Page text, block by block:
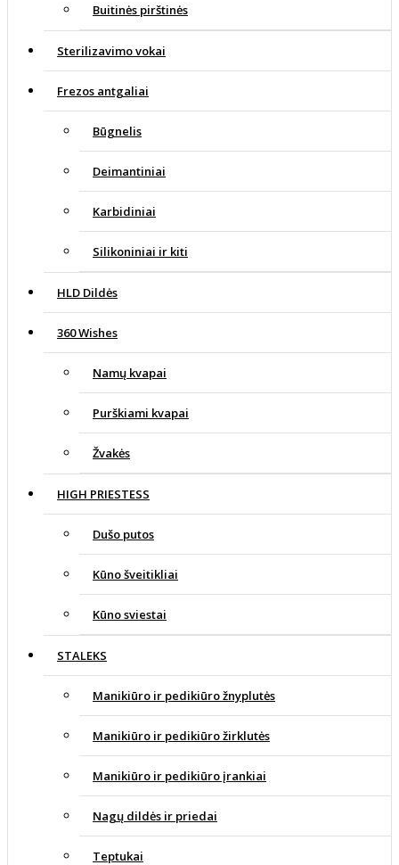
Buitinės pirštinės
Sterilizavimo vokai
Frezos antgaliai
Būgnelis
Deimantiniai
Karbidiniai
Silikoniniai ir kiti
HLD Dildės
360 Wishes
Namų kvapai
Purškiami kvapai
Žvakės
HIGH PRIESTESS
Dušo putos
Kūno šveitikliai
Kūno sviestai
STALEKS
Manikiūro ir pedikiūro žnyplutės
Manikiūro ir pedikiūro žirklutės
Manikiūro ir pedikiūro įrankiai
Nagų dildės ir priedai
Teptukai